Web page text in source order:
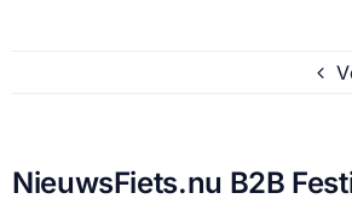
NieuwsFiets.nu B2B